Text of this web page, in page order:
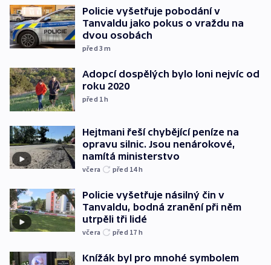
Policie vyšetřuje pobodání v
Tanvaldu jako pokus o vraždu na
dvou osobách
před 3m
Adopcí dospělých bylo loni nejvíc od
roku 2020
před 1h
Hejtmani řeší chybějící peníze na
opravu silnic. Jsou nenárokové,
namítá ministerstvo
včera před 14h
Policie vyšetřuje násilný čin v
Tanvaldu, bodná zranění při něm
utrpěli tři lidé
včera před 17 h
Knížák byl pro mnohé symbolem